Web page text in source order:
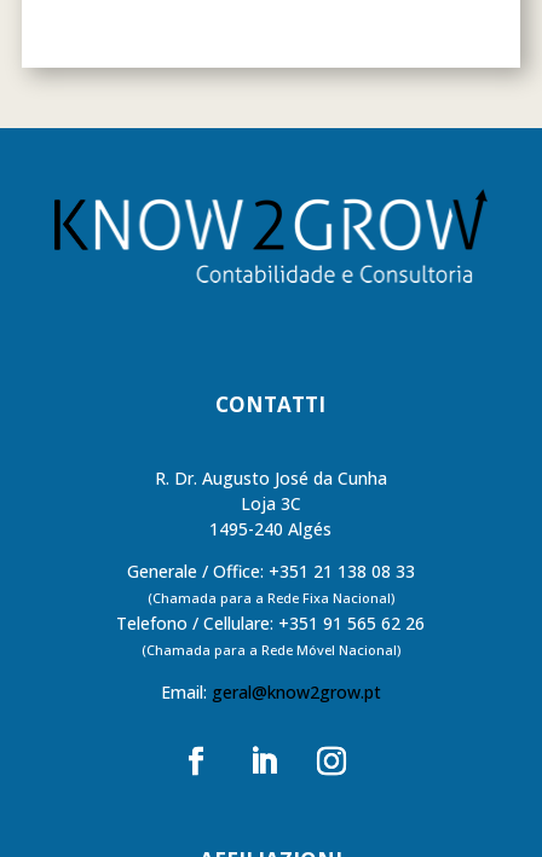
CONTATTI
R. Dr. Augusto José da Cunha
Loja 3C
1495-240 Algés
Generale / Office: +351 21 138 08 33
(Chamada para a Rede Fixa Nacional)
Telefono / Cellulare: +351 91 565 62 26
(Chamada para a Rede Móvel Nacional)
Email: geral@know2grow.pt